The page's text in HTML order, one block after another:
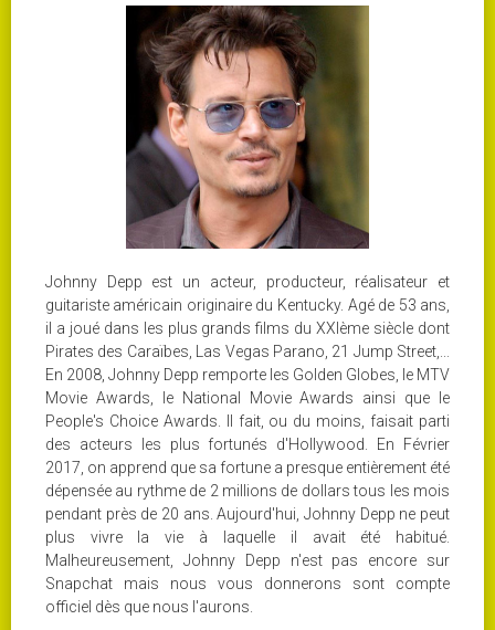
Johnny Depp est un acteur, producteur, réalisateur et
guitariste américain originaire du Kentucky. Agé de 53 ans,
il a joué dans les plus grands films du XXIème siècle dont
Pirates des Caraïbes, Las Vegas Parano, 21 Jump Street,...
En 2008, Johnny Depp remporte les Golden Globes, le MTV
Movie Awards, le National Movie Awards ainsi que le
People's Choice Awards. Il fait, ou du moins, faisait parti
des acteurs les plus fortunés d'Hollywood. En Février
2017, on apprend que sa fortune a presque entièrement été
dépensée au rythme de 2 millions de dollars tous les mois
pendant près de 20 ans. Aujourd'hui, Johnny Depp ne peut
plus vivre la vie à laquelle il avait été habitué.
Malheureusement, Johnny Depp n'est pas encore sur
Snapchat mais nous vous donnerons sont compte
officiel dès que nous l'aurons.